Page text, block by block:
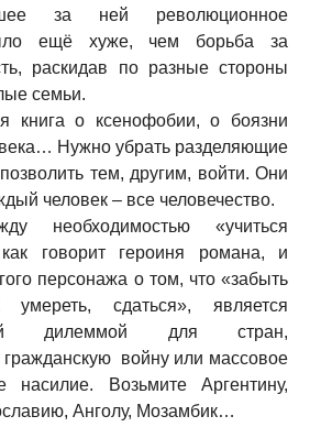
за ней революционное
ещё хуже, чем борьба за
раскидав по разные стороны
семьи.
книга о ксенофобии, о боязни
Нужно убрать разделяющие
тем, другим, войти. Они
человек – все человечество.
необходимостью «учиться
говорит героиня романа, и
персонажа о том, что «забыть
сдаться», является
дилеммой для стран,
войну или массовое
насилие. Возьмите Аргентину,
Анголу, Мозамбик…